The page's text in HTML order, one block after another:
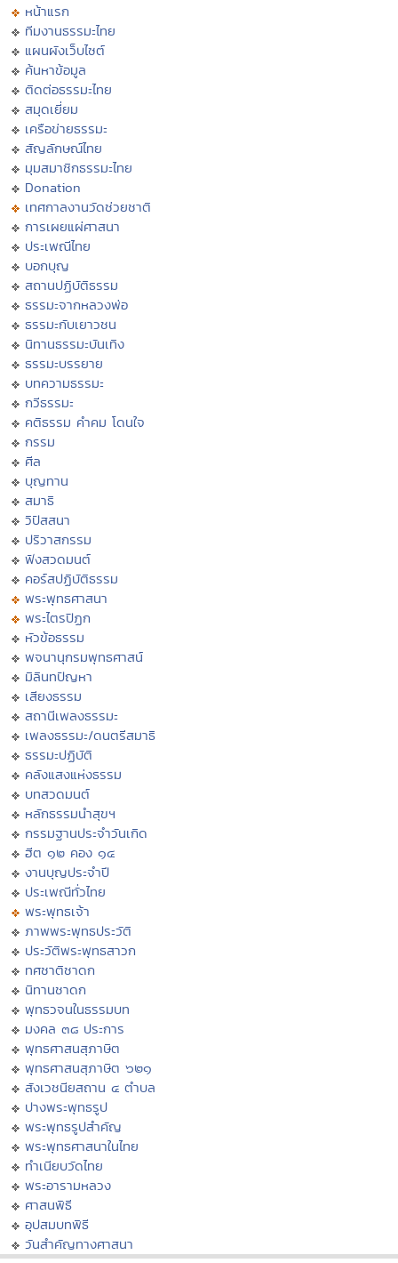
หน้าแรก
ทีมงานธรรมะไทย
แผนผังเว็บไซต์
ค้นหาข้อมูล
ติดต่อธรรมะไทย
สมุดเยี่ยม
เครือข่ายธรรมะ
สัญลักษณ์ไทย
มุมสมาชิกธรรมะไทย
Donation
เทศกาลงานวัดช่วยชาติ
การเผยแผ่ศาสนา
ประเพณีไทย
บอกบุญ
สถานปฏิบัติธรรม
ธรรมะจากหลวงพ่อ
ธรรมะกับเยาวชน
นิทานธรรมะบันเทิง
ธรรมะบรรยาย
บทความธรรมะ
กวีธรรมะ
คติธรรม คำคม โดนใจ
กรรม
ศีล
บุญทาน
สมาธิ
วิปัสสนา
ปริวาสกรรม
ฟังสวดมนต์
คอร์สปฏิบัติธรรม
พระพุทธศาสนา
พระไตรปิฏก
หัวข้อธรรม
พจนานุกรมพุทธศาสน์
มิลินทปัญหา
เสียงธรรม
สถานีเพลงธรรมะ
เพลงธรรมะ/ดนตรีสมาธิ
ธรรมะปฏิบัติ
คลังแสงแห่งธรรม
บทสวดมนต์
หลักธรรมนำสุขฯ
กรรมฐานประจำวันเกิด
ฮีต ๑๒ คอง ๑๔
งานบุญประจำปี
ประเพณีทั่วไทย
พระพุทธเจ้า
ภาพพระพุทธประวัติ
ประวัติพระพุทธสาวก
ทศชาติชาดก
นิทานชาดก
พุทธวจนในธรรมบท
มงคล ๓๘ ประการ
พุทธศาสนสุภาษิต
พุทธศาสนสุภาษิต ๖๒๑
สังเวชนียสถาน ๔ ตำบล
ปางพระพุทธรูป
พระพุทธรูปสำคัญ
พระพุทธศาสนาในไทย
ทำเนียบวัดไทย
พระอารามหลวง
ศาสนพิธี
อุปสมบทพิธี
วันสำคัญทางศาสนา